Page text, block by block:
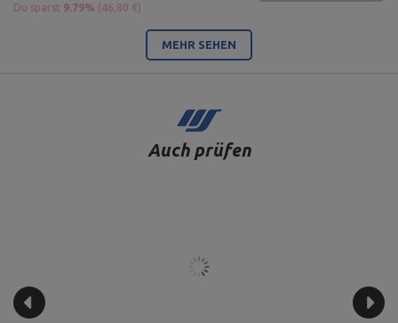
Du sparst 9.79% (46,80 €)
MEHR SEHEN
Auch prüfen